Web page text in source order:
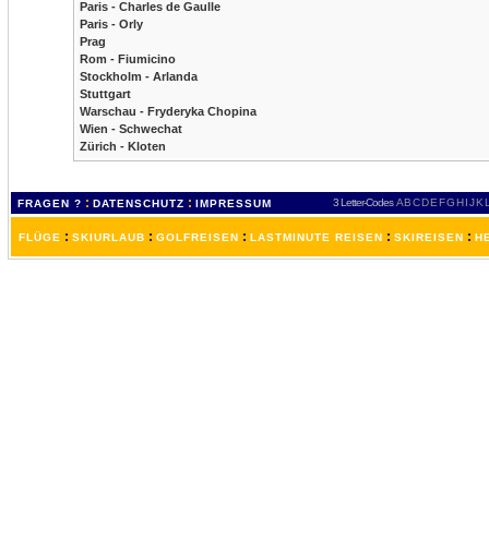
Paris - Charles de Gaulle
Paris - Orly
Prag
Rom - Fiumicino
Stockholm - Arlanda
Stuttgart
Warschau - Fryderyka Chopina
Wien - Schwechat
Zürich - Kloten
FRAGEN ? : DATENSCHUTZ : IMPRESSUM 3 Letter-Codes ABCDEFGH IJKL
FLÜGE : SKIURLAUB : GOLFREISEN : LASTMINUTE REISEN : SKIREISEN :